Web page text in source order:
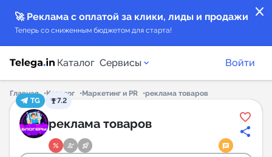
close
🚀 Реклама с оплатой за клики, лиды и продажи
Теперь со сниженным бюджетом для старта!
Каталог Сервисы
Каталог каналов
Каталог ботов
Войти
Главная Каталог Маркетинг и PR
реклама товаров
TG
7.2
реклама товаров